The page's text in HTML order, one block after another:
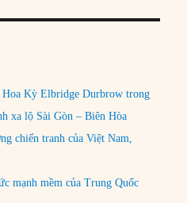
Kỳ Elbridge Durbrow trong
xa lộ Sài Gòn – Biên Hòa
chiến tranh của Việt Nam,
mạnh mềm của Trung Quốc